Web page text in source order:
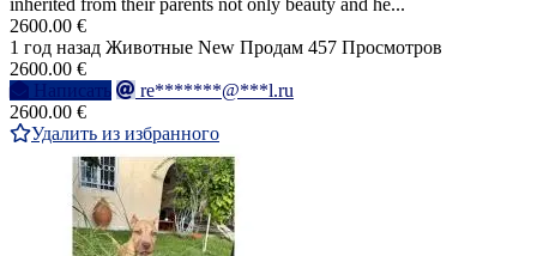
inherited from their parents not only beauty and he...
2600.00 €
1 год назад Животные New Продам 457 Просмотров
2600.00 €
Написать
re*******@***l.ru
2600.00 €
Удалить из избранного